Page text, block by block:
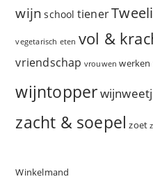
wijn school tiener
vegetarisch eten vol &
vriendschap vrouwen werken
wijntopper
zacht & soepel zoet
Winkelmand